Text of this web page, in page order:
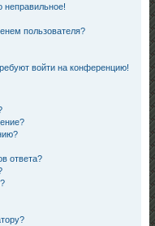
неправильное!
пользователя?
войти на конференцию!
ответа?